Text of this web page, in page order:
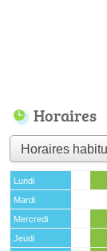
Horaires
Lundi
Mardi
Mercredi
Jeudi